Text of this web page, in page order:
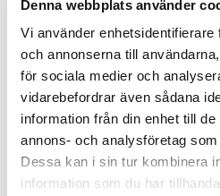
Denna webbplats använder
Vi använder
och annonserna till
för sociala medier och
vidarebefordrar även sådana
information från din enhet till
annons- och analysföretag
Dessa kan i sin tur kombinera
information som du har
Beskrivning
Din hy har inte samma färg överallt
foundation som har det? Colour
alla färgskiftningar i ditt ansikte för
basen någonsin. Hemligheten?
plockar upp och reflekterar de
att ge en helt transparentlook som